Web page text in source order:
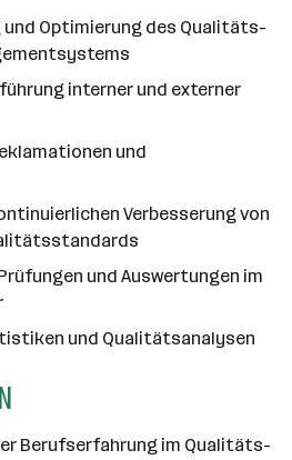
Optimierung des Qualitäts-
interner und externer
und
Verbesserung von
und Auswertungen im
und Qualitätsanalysen
Berufserfahrung im Qualitäts-